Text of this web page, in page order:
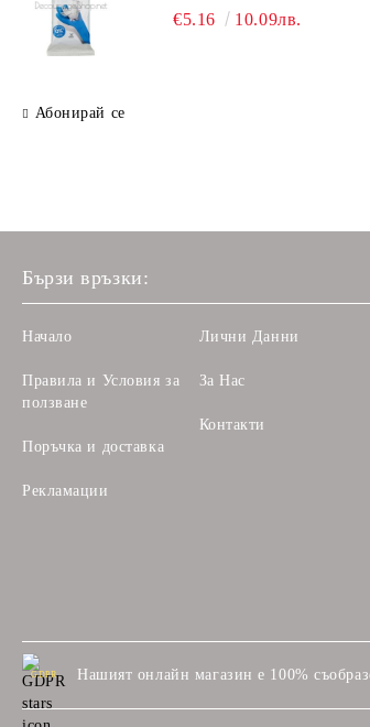
€5.16 10.09лв.
Абонирай се
Бързи връзки:
Начало
Правила и Условия за
ползване
Поръчка и доставка
Рекламации
Лични Данни
За Нас
Контакти
GDPR Нашият онлайн магазин е 100%